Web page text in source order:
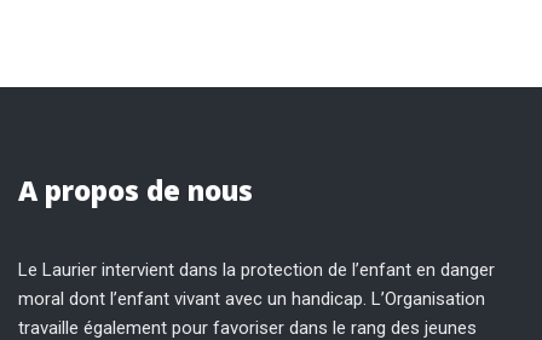
A propos de nous
Le Laurier intervient dans la protection de l’enfant en danger
moral dont l’enfant vivant avec un handicap. L’Organisation
travaille également pour favoriser dans le rang des jeunes